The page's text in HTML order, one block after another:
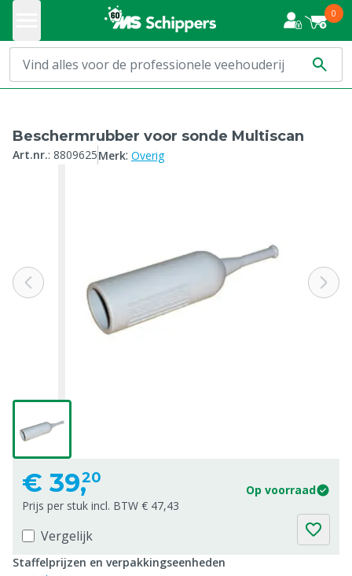
0
Beschermrubber voor sonde Multiscan
Art.nr.: 8809625Merk: Overig
€ 39,20
Op voorraad
Prijs per stuk incl. BTW € 47,43
Vergelijk
Staffelprijzen en verpakkingseenheden